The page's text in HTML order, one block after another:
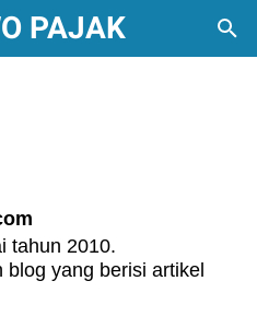
PAJAK
tahun 2010.
blog yang berisi artikel